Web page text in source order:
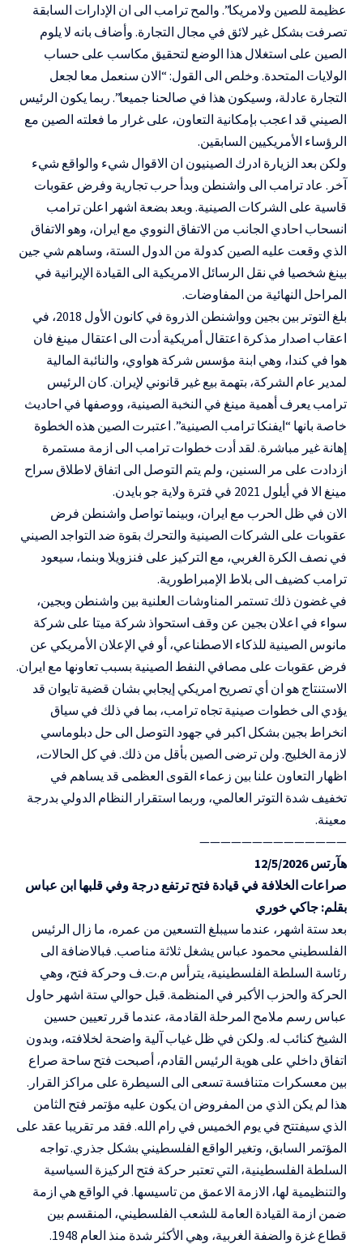
عظيمة للصين ولامريكا”. والمح ترامب الى ان الإدارات السابقة
تصرفت بشكل غير لائق في مجال التجارة. وأضاف بانه لا يلوم
الصين على استغلال هذا الوضع لتحقيق مكاسب على حساب
الولايات المتحدة. وخلص الى القول: “الان سنعمل معا لجعل
التجارة عادلة، وسيكون هذا في صالحنا جميعا”. ربما يكون الرئيس
الصيني قد اعجب بإمكانية التعاون، على غرار ما فعلته الصين مع
الرؤساء الأمريكيين السابقين.
ولكن بعد الزيارة ادرك الصينيون ان الاقوال شيء والواقع شيء
آخر. عاد ترامب الى واشنطن وبدأ حرب تجارية وفرض عقوبات
قاسية على الشركات الصينية. وبعد بضعة اشهر اعلن ترامب
انسحاب احادي الجانب من الاتفاق النووي مع ايران، وهو الاتفاق
الذي وقعت عليه الصين كدولة من الدول الستة، وساهم شي جين
بينغ شخصيا في نقل الرسائل الامريكية الى القيادة الإيرانية في
المراحل النهائية من المفاوضات.
بلغ التوتر بين بجين وواشنطن الذروة في كانون الأول 2018، في
اعقاب اصدار مذكرة اعتقال أمريكية أدت الى اعتقال مينغ فان
هوا في كندا، وهي ابنة مؤسس شركة هواوي، والنائبة المالية
لمدير عام الشركة، بتهمة بيع غير قانوني لإيران. كان الرئيس
ترامب يعرف أهمية مينغ في النخبة الصينية، ووصفها في احاديث
خاصة بانها “ايفنكا ترامب الصينية”. اعتبرت الصين هذه الخطوة
إهانة غير مباشرة. لقد أدت خطوات ترامب الى ازمة مستمرة
ازدادت على مر السنين، ولم يتم التوصل الى اتفاق لاطلاق سراح
مينغ الا في أيلول 2021 في فترة ولاية جو بايدن.
الان في ظل الحرب مع ايران، وبينما تواصل واشنطن فرض
عقوبات على الشركات الصينية والتحرك بقوة ضد التواجد الصيني
في نصف الكرة الغربي، مع التركيز على فنزويلا وبنما، سيعود
ترامب كضيف الى بلاط الإمبراطورية.
في غضون ذلك تستمر المناوشات العلنية بين واشنطن وبجين،
سواء في اعلان بجين عن وقف استحواذ شركة ميتا على شركة
مانوس الصينية للذكاء الاصطناعي، أو في الإعلان الأمريكي عن
فرض عقوبات على مصافي النفط الصينية بسبب تعاونها مع ايران.
الاستنتاج هو ان أي تصريح امريكي إيجابي بشان قضية تايوان قد
يؤدي الى خطوات صينية تجاه ترامب، بما في ذلك في سياق
انخراط بجين بشكل اكبر في جهود التوصل الى حل دبلوماسي
لازمة الخليج. ولن ترضى الصين بأقل من ذلك. في كل الحالات،
اظهار التعاون علنا بين زعماء القوى العظمى قد يساهم في
تخفيف شدة التوتر العالمي، وربما استقرار النظام الدولي بدرجة
معينة.
——————————————
هآرتس 12/5/2026
صراعات الخلافة في قيادة فتح ترتفع درجة وفي قلبها ابن عباس
بقلم: جاكي خوري
بعد ستة اشهر، عندما سيبلغ التسعين من عمره، ما زال الرئيس
الفلسطيني محمود عباس يشغل ثلاثة مناصب. فبالاضافة الى
رئاسة السلطة الفلسطينية، يترأس م.ت.ف وحركة فتح، وهي
الحركة والحزب الأكبر في المنظمة. قبل حوالي ستة اشهر حاول
عباس رسم ملامح المرحلة القادمة، عندما قرر تعيين حسين
الشيخ كنائب له. ولكن في ظل غياب آلية واضحة لخلافته، وبدون
اتفاق داخلي على هوية الرئيس القادم، أصبحت فتح ساحة صراع
بين معسكرات متنافسة تسعى الى السيطرة على مراكز القرار.
هذا لم يكن الذي من المفروض ان يكون عليه مؤتمر فتح الثامن
الذي سيفتتح في يوم الخميس في رام الله. فقد مر تقريبا عقد على
المؤتمر السابق، وتغير الواقع الفلسطيني بشكل جذري. تواجه
السلطة الفلسطينية، التي تعتبر حركة فتح الركيزة السياسية
والتنظيمية لها، الازمة الاعمق من تاسيسها. في الواقع هي ازمة
ضمن ازمة القيادة العامة للشعب الفلسطيني، المنقسم بين
قطاع غزة والضفة الغربية، وهي الأكثر شدة منذ العام 1948.